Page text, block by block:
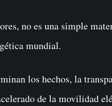
no es una simple
mundial.
los hechos, la
de la movilidad